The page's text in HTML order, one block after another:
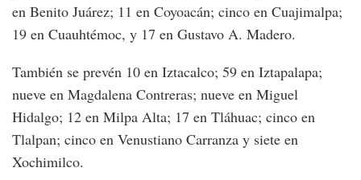
en Benito Juárez; 11 en Coyoacán; cinco en Cuajimalpa;
19 en Cuauhtémoc, y 17 en Gustavo A. Madero.
También se prevén 10 en Iztacalco; 59 en Iztapalapa;
nueve en Magdalena Contreras; nueve en Miguel
Hidalgo; 12 en Milpa Alta; 17 en Tláhuac; cinco en
Tlalpan; cinco en Venustiano Carranza y siete en
Xochimilco.